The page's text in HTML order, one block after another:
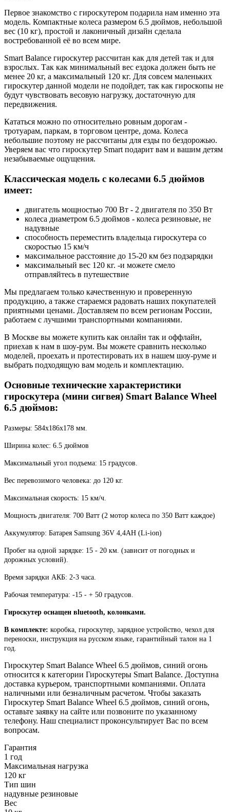
Первое знакомство с гироскутером подарила нам именно эта
модель. Компактные колеса размером 6.5 дюймов, небольшой
вес (10 кг), простой и лаконичный дизайн сделала
востребованной её во всем мире.
Smart Balance гироскутер рассчитан как для детей так и для
взрослых. Так как минимальный вес ездока должен быть не
менее 20 кг, а максимальный 120 кг. Для совсем маленьких
гироскутер данной модели не подойдет, так как гироскопы не
будут чувствовать весовую нагрузку, достаточную для
передвижения.
Кататься можно по относительно ровным дорогам -
тротуарам, паркам, в торговом центре, дома. Колеса
небольшие поэтому не рассчитаны для езды по бездорожью.
Уверяем вас что гироскутер Smart подарит вам и вашим детям
незабываемые ощущения.
Классическая модель с колесами 6.5 дюймов
имеет:
двигатель мощностью 700 Вт - 2 двигателя по 350 Вт
колеса диаметром 6.5 дюймов - колеса резиновые, не
надувные
способность переместить владельца гироскутера со
скоростью 15 км/ч
максимальное расстояние до 15-20 км без подзарядки
максимальный вес 120 кг. -и можете смело
отправляйтесь в путешествие
Мы предлагаем только качественную и проверенную
продукцию, а также стараемся радовать наших покупателей
приятными ценами. Доставляем по всем регионам России,
работаем с лучшими транспортными компаниями.
В Москве вы можете купить как онлайн так и оффлайн,
приехав к нам в шоу-рум. Вы можете сравнить несколько
моделей, проехать и протестировать их в нашем шоу-руме и
выбрать подходящую вам модель и комплектацию.
Основные технические характеристики
гироскутера (мини сигвея) Smart Balance Wheel
6.5 дюймов:
Размеры: 584х186х178 мм.
Ширина колес: 6.5 дюймов
Максимальный угол подъема: 15 градусов.
Вес перевозимого человека: до 120 кг.
Максимальная скорость: 15 км/ч.
Мощность двигателя: 700 Ватт (2 мотор колеса по 350 Ватт каждое)
Аккумулятор: Батарея Samsung 36V 4,4AH (Li-ion)
Пробег на одной зарядке: 15 - 20 км. (зависит от погодных и
дорожных условий).
Время зарядки АКБ: 2-3 часа.
Рабочая температура: -15 - + 50 градусов.
Гироскутер оснащен вluetooth, колонками.
В комплекте: коробка, гироскутер, зарядное устройство, чехол для
переноски, инструкция на русском языке, гарантийный талон на 1
год.
Гироскутер Smart Balance Wheel 6.5 дюймов, синий огонь
относится к категории Гироскутеры Smart Balance. Доступна
доставка курьером, транспортными компаниями. Оплата
наличными или безналичным расчетом. Чтобы заказать
Гироскутер Smart Balance Wheel 6.5 дюймов, синий огонь,
оставьте заявку на сайте или позвоните по указанному
телефону. Наш специалист проконсультирует Вас по всем
вопросам.
Гарантия
1 год
Максимальная нагрузка
120 кг
Тип шин
надувные резиновые
Вес